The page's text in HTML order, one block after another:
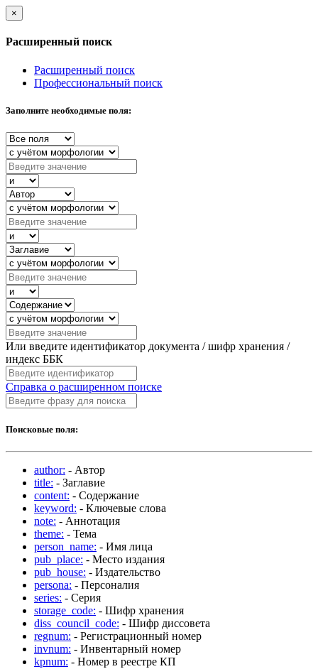
×
Расширенный поиск
Расширенный поиск
Профессиональный поиск
Заполните необходимые поля:
Или введите идентификатор документа / шифр хранения /
индекс ББК
Справка о расширенном поиске
Поисковые поля:
author: - Автор
title: - Заглавие
content: - Содержание
keyword: - Ключевые слова
note: - Аннотация
theme: - Тема
person_name: - Имя лица
pub_place: - Место издания
pub_house: - Издательство
persona: - Персоналия
series: - Серия
storage_code: - Шифр хранения
diss_council_code: - Шифр диссовета
regnum: - Регистрационный номер
invnum: - Инвентарный номер
kpnum: - Номер в реестре КП